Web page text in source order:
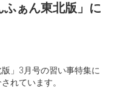
ぁん東北版」に
」3月号の習い事特集に
れています。